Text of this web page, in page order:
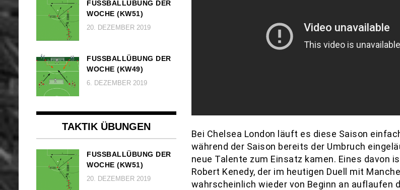
Bei Chelsea London läuft es diese Saison
während der Saison bereits der Umbruch
neue Talente zum Einsatz kamen. Eines davon
Robert Kenedy, der im heutigen Duell mit
wahrscheinlich wieder von Beginn an auflaufen
FUSSBALLÜBUNG DER W
OCHE (KW51)
20. DEZEMBER 2019
FUSSBALLÜBUNG DER W
OCHE (KW49)
6. DEZEMBER 2019
TAKTIK ÜBUNGEN
FUSSBALLÜBUNG DER W
OCHE (KW51)
20. DEZEMBER 2019